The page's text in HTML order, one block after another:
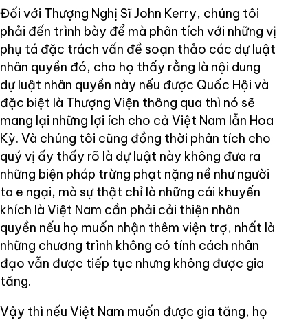
Đối với Thượng Nghị Sĩ John Kerry, chúng tôi
phải đến trình bày để mà phân tích với những vị
phụ tá đặc trách vấn đề soạn thảo các dự luật
nhân quyền đó, cho họ thấy rằng là nội dung
dự luật nhân quyền này nếu được Quốc Hội và
đặc biệt là Thượng Viện thông qua thì nó sẽ
mang lại những lợi ích cho cả Việt Nam lẫn Hoa
Kỳ. Và chúng tôi cũng đồng thời phân tích cho
quý vị ấy thấy rõ là dự luật này không đưa ra
những biện pháp trừng phạt nặng nề như người
ta e ngại, mà sự thật chỉ là những cái khuyến
khích là Việt Nam cần phải cải thiện nhân
quyền nếu họ muốn nhận thêm viện trợ, nhất là
những chương trình không có tính cách nhân
đạo vẫn được tiếp tục nhưng không được gia
tăng.
Vậy thì nếu Việt Nam muốn được gia tăng, họ